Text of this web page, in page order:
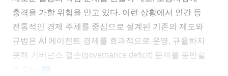
충격을 가할 위험을 안고 있다. 이런 상황에서 인간 등
전통적인 경제 주체를 중심으로 설계된 기존의 제도와
규범은 AI 에이전트 경제를 효과적으로 운영, 규율하지
못해 거버넌스 결손(governance deficit) 문제를 동반할